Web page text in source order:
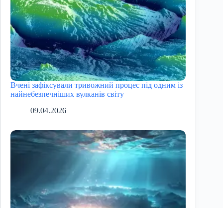
Вчені зафіксували тривожний процес під одним із
найнебезпечніших вулканів світу
09.04.2026